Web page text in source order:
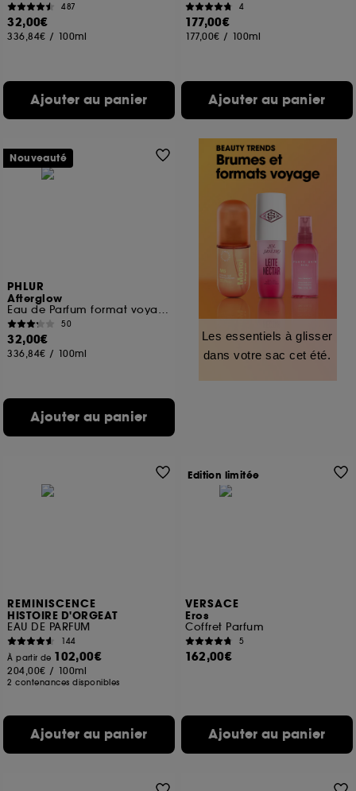
487
32,00€
336,84€ / 100ml
Ajouter au panier
4
177,00€
177,00€ / 100ml
Ajouter au panier
PHLUR
Afterglow
Eau de Parfum format voyage
50
32,00€
336,84€ / 100ml
Ajouter au panier
Nouveauté
Les essentiels à glisser
dans votre sac cet été.
REMINISCENCE
HISTOIRE D'ORGEAT
EAU DE PARFUM
144
À partir de 102,00€
204,00€ / 100ml
2 contenances disponibles
Ajouter au panier
VERSACE
Eros
Coffret Parfum
5
162,00€
Ajouter au panier
Edition limitée